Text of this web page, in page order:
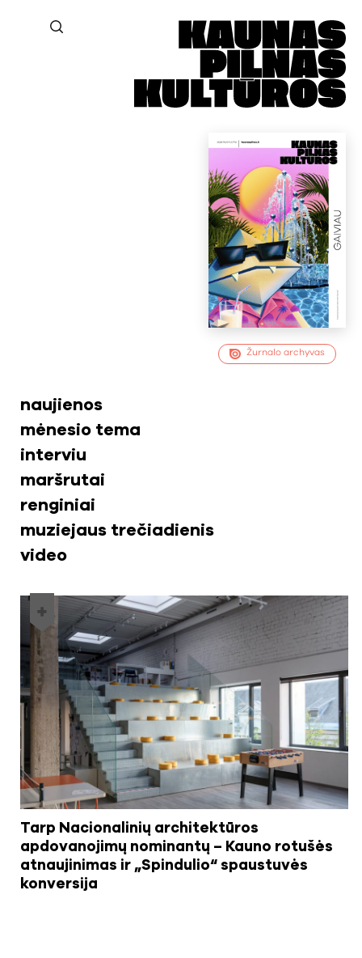
Žurnalo archyvas
Tarp Nacionalinių architektūros
apdovanojimų nominantų – Kauno rotušės
atnaujinimas ir „Spindulio“ spaustuvės
konversija
naujienos
mėnesio tema
interviu
maršrutai
renginiai
muziejaus trečiadienis
video